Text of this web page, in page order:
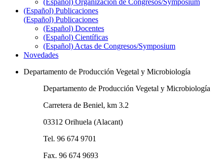
(Español) Publicaciones
(Español) Publicaciones
(Español) Docentes
(Español) Científicas
(Español) Actas de Congresos/Symposium
Novedades
Departamento de Producción Vegetal y Microbiología
Departamento de Producción Vegetal y Microbiología
Carretera de Beniel, km 3.2
03312 Orihuela (Alacant)
Tel. 96 674 9701
Fax. 96 674 9693